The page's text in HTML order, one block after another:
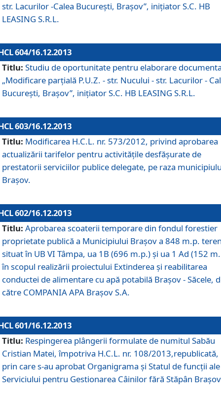
str. Lacurilor -Calea Bucureşti, Braşov”, iniţiator S.C. HB
LEASING S.R.L.
604/16.12.2013
Titlu: Studiu de oportunitate pentru elaborare
„Modificare parţială P.U.Z. - str. Nucului - str. Lacurilor -
Bucureşti, Braşov”, iniţiator S.C. HB LEASING S.R.L.
603/16.12.2013
Titlu: Modificarea H.C.L. nr. 573/2012, privind aprobarea
actualizării tarifelor pentru activităţile desfăşurate de
prestatorii serviciilor publice delegate, pe raza
Braşov.
602/16.12.2013
Titlu: Aprobarea scoaterii temporare din fondul forestier
proprietate publică a Municipiului Braşov a 848 m.p.
situat în UB VI Tâmpa, ua 1B (696 m.p.) şi ua 1 Ad (152
în scopul realizării proiectului Extinderea şi reabilitarea
conductei de alimentare cu apă potabilă Braşov - Săcele,
către COMPANIA APA Braşov S.A.
601/16.12.2013
Titlu: Respingerea plângerii formulate de numitul Sabău
Cristian Matei, împotriva H.C.L. nr. 108/2013,republicată,
prin care s-au aprobat Organigrama şi Statul de funcţii ale
Serviciului pentru Gestionarea Câinilor fără Stăpân